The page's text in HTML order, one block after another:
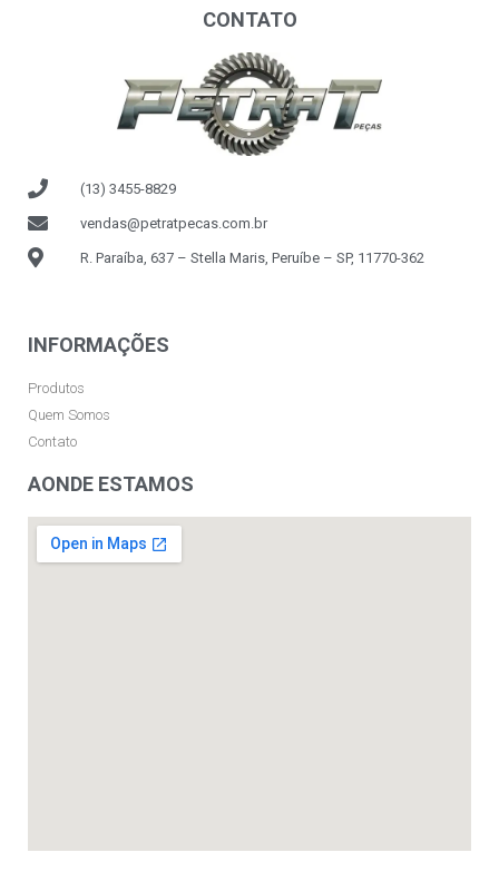
CONTATO
(13) 3455-8829
vendas@petratpecas.com.br
R. Paraíba, 637 – Stella Maris, Peruíbe – SP, 11770-362
INFORMAÇÕES
Produtos
Quem Somos
Contato
AONDE ESTAMOS